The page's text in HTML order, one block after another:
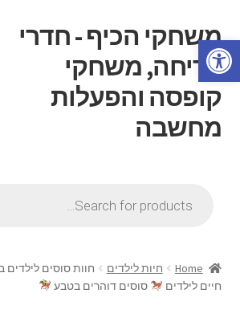
פתח סרגל נגישות
דלג
לניווט
לדלג
לתוכן
משחקי הכיף - חדרי
בריחה, משחקי
קופסה והפעלות
מחשבה
חדרי בריחה
search
Home חיות לילדים חוות סוסים לילדים
חיים לילדים
סוסים דוהרים בטבע